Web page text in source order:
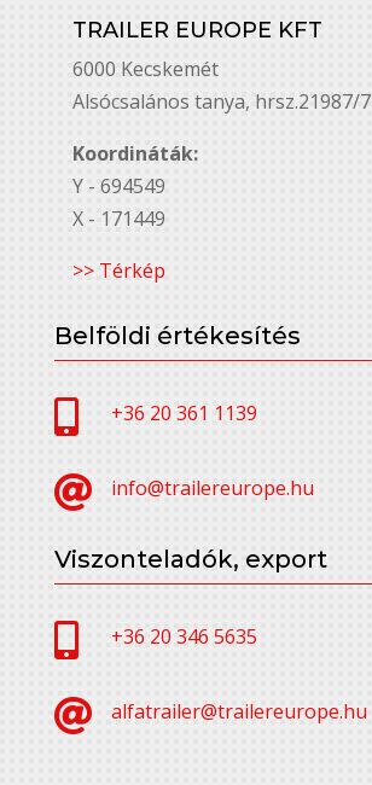
TRAILER EUROPE KFT
6000 Kecskemét
Alsó￳csalános tanya, hrsz.21987/7
Koordináták:
Y - 694549
X - 171449
>> Térkép
Belföldi értékesítés
 +36 20 361 1139
 info@trailereurope.hu
Viszonteladók, export
 +36 20 346 5635
 alfatrailer@trailereurope.hu